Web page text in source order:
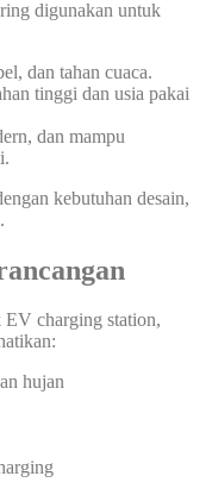
digunakan untuk
dan tahan cuaca.
tinggi dan usia pakai
dan mampu
kebutuhan desain,
EV charging station,
hujan